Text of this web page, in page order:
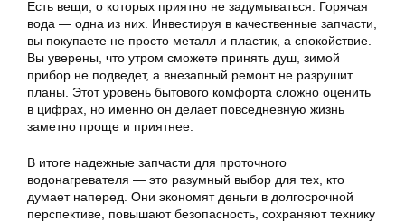
Есть вещи, о которых приятно не задумываться. Горячая
вода — одна из них. Инвестируя в качественные запчасти,
вы покупаете не просто металл и пластик, а спокойствие.
Вы уверены, что утром сможете принять душ, зимой
прибор не подведет, а внезапный ремонт не разрушит
планы. Этот уровень бытового комфорта сложно оценить
в цифрах, но именно он делает повседневную жизнь
заметно проще и приятнее.
В итоге надежные запчасти для проточного
водонагревателя — это разумный выбор для тех, кто
думает наперед. Они экономят деньги в долгосрочной
перспективе, повышают безопасность, сохраняют технику